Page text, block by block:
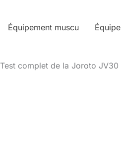
Équipement muscu
Test complet de la Joroto